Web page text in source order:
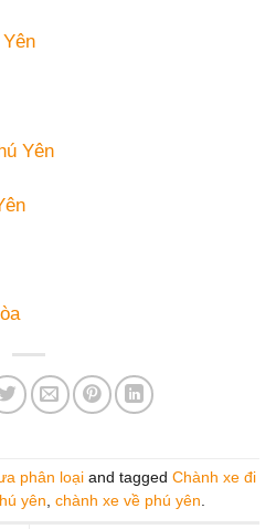
Yên
phân loạiand tagged Chành xe đi
yên, chành xe về phú yên.